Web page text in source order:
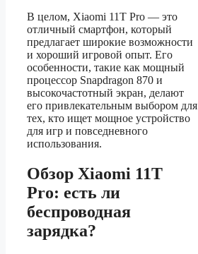
В целом, Xiaomi 11T Pro — это
отличный смартфон, который
предлагает широкие возможности
и хороший игровой опыт. Его
особенности, такие как мощный
процессор Snapdragon 870 и
высокочастотный экран, делают
его привлекательным выбором для
тех, кто ищет мощное устройство
для игр и повседневного
использования.
Обзор Xiaomi 11T
Pro: есть ли
беспроводная
зарядка?